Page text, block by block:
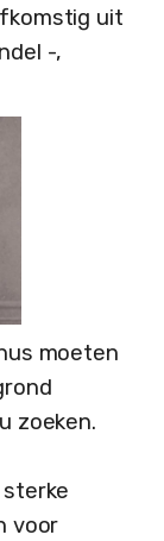
uit
-,
moeten
zoeken.
voor